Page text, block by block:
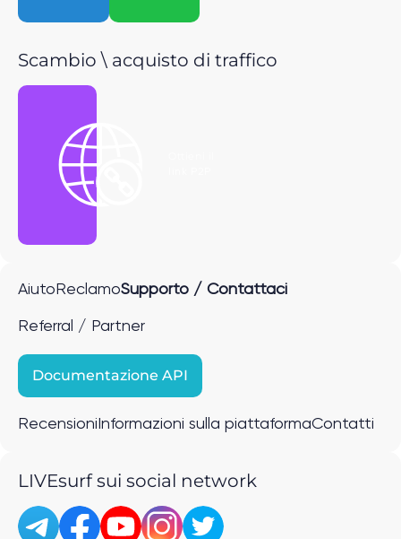
Scambio \ acquisto di traffico
Aiuto ReclamoSupporto / Contattaci
Referral / Partner
Documentazione API
Recensioni Informazioni sulla piattaformaContatti
LIVEsurf sui social network